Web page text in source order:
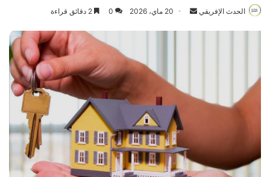
الحدث الإفريقي
Send 20 ماي، 2026 0